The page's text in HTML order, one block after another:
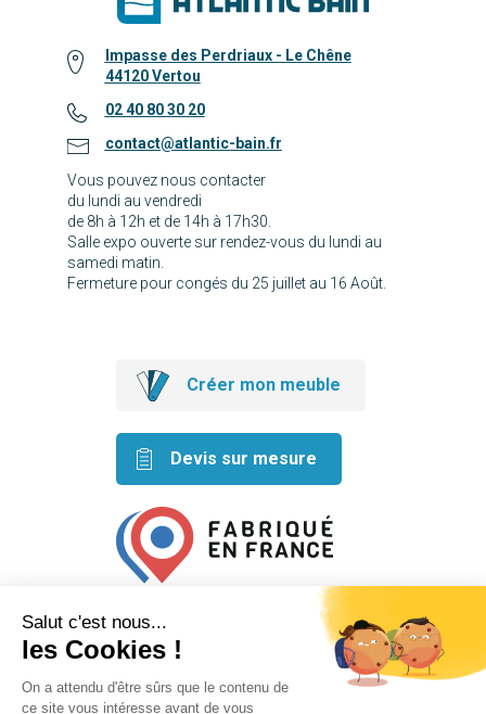
Impasse des Perdriaux - Le Chêne
44120 Vertou
02 40 80 30 20
contact@atlantic-bain.fr
Vous pouvez nous contacter
du lundi au vendredi
de 8h à 12h et de 14h à 17h30.
Salle expo ouverte sur rendez-vous du lundi au
samedi matin.
Fermeture pour congés du 25 juillet au 16 Août.
Créer mon meuble
Devis sur mesure
Retrouvez nos idées créatives
sur les réseaux